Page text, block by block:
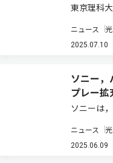
東京理科
InGaZnO4
結晶中の
ニュース
2025.07.10
ソニー，
プレー拡
ソニーは
プレーの
LED
ニュース
2025.06.09